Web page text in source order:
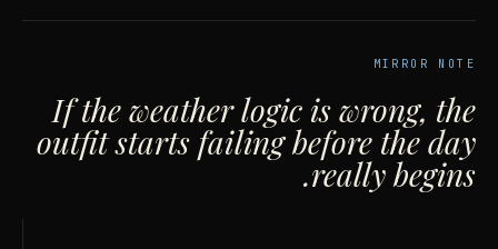
MIRROR NOTE
If the weather logic is wrong, the
outfit starts failing before the day
really begins.